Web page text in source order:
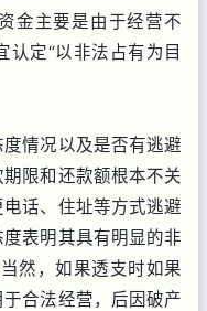
金主要是由于经营不
定“以非法占有为目
情况以及是否有逃避
限和还款额根本不关
话、住址等方式逃避
表明其具有明显的非
然，如果透支时如果
合法经营，后因破产